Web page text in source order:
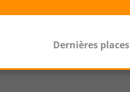
Dernières places